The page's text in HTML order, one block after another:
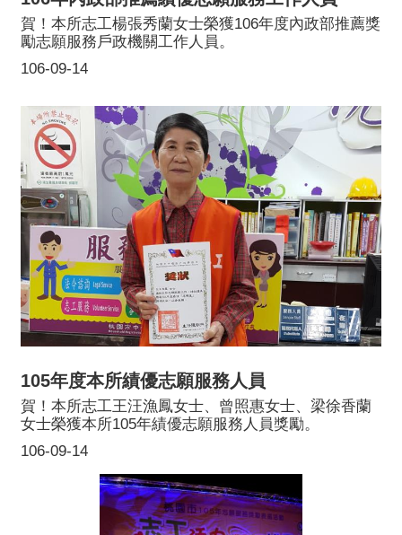
106-09-14
賀！本所志工楊張秀蘭女士榮獲106年度內政部推薦獎
勵志願服務戶政機關工作人員。
105年度本所績優志願服務人員
106-09-14
賀！本所志工王汪漁鳳女士、曾照惠女士、梁徐香蘭
女士榮獲本所105年績優志願服務人員獎勵。